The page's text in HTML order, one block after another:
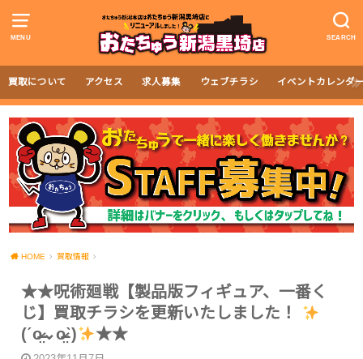
MENU SEARCH
買取について アクセス 求人募集 ウェブチラシ イベントカレンダ
HOME 買取情報
★★呪術廻戦【製品版フィギュア、一番く
じ】買取チラシを更新いたしました！
(ˊo̴̶̷̤⌄o̴̶̷̤ˋ)
★★